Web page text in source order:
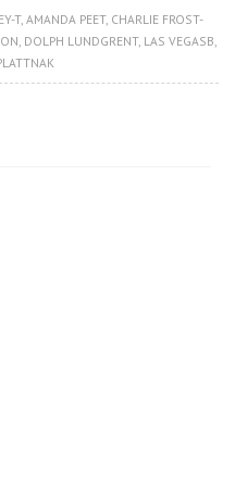
T,AMANDA PEET, CHARLIE FROST-
, DOLPH LUNDGRENT, LAS VEGASB,